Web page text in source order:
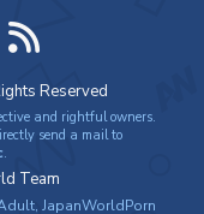
Reserved
and rightful owners.
send a mail to
.
Team
, JapanWorldPorn